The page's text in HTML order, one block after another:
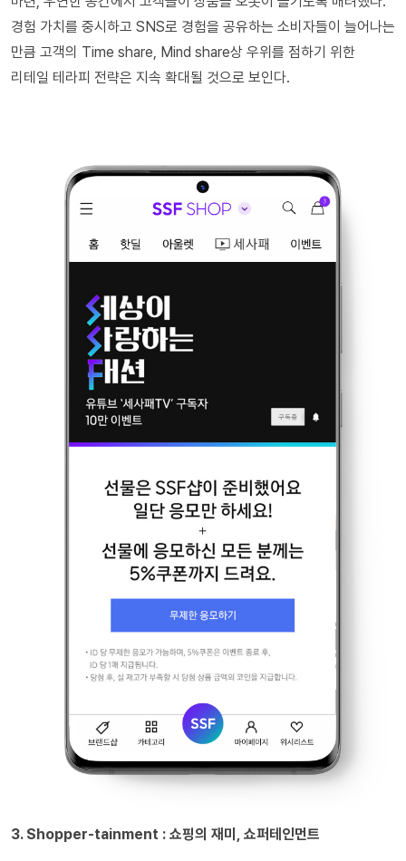
경험 가치를 중시하고 SNS로 경험을 공유하는 소비자들이 늘어나는
만큼 고객의 Time share, Mind share상 우위를 점하기 위한
리테일 테라피 전략은 지속 확대될 것으로 보인다.
3. Shopper-tainment : 쇼핑의 재미, 쇼퍼테인먼트